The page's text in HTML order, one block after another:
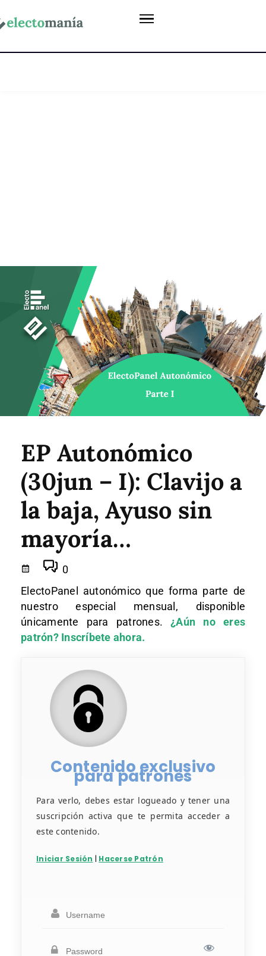
EP Autonómico
(30jun – I): Clavijo a
la baja, Ayuso sin
mayoría…
0
ElectoPanel autonómico que forma parte de
nuestro especial mensual, disponible
únicamente para patrones.¿Aún no eres
patrón? Inscríbete ahora.
Contenido exclusivo
para patrones
Para verlo, debes estar logueado y tener una
suscripción activa que te permita acceder a
este contenido.
Iniciar Sesión | Hacerse Patrón